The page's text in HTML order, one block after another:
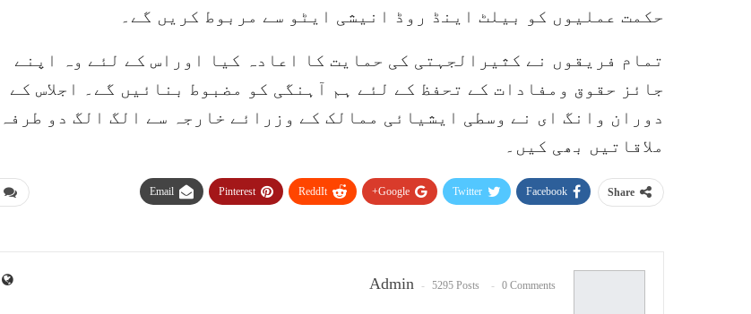
حکمت عملیوں کو بیلٹ اینڈ روڈ انیشی ایٹو سے مربوط کریں گے۔
تمام فریقوں نے کثیرالجہتی کی حمایت کا اعادہ کیا اوراس کے لئے وہ اپنے
جائز حقوق ومفادات کے تحفظ کے لئے ہم آہنگی کو مضبوط بنائیں گے۔ اجلاس کے
دوران وانگ ای نے وسطی ایشیائی ممالک کے وزرائے خارجہ سے الگ الگ دو طرفہ
ملاقاتیں بھی کیں۔
Share
Facebook
Twitter
Google+
ReddIt
Pinterest
Email
Admin 5295 Posts 0 Comments